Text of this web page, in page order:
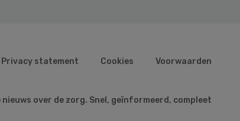
Privacy statement Cookies Voorwaarden
over de zorg. Snel, geïnformeerd, compleet